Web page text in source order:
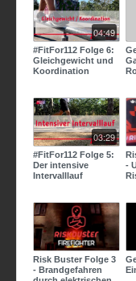
04:49
#FitFor112 Folge 6:
Gleichgewicht und
Koordination
03:29
#FitFor112 Folge 5:
Der intensive
Intervalllauf
-
Risk Buster Folge 3
- Brandgefahren